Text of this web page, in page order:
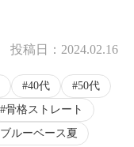
投稿日： 2024.02.16
40代
50代
骨格ストレート
ブルーベース夏